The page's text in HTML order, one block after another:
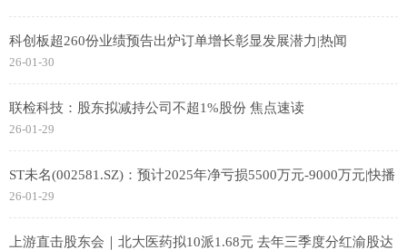
科创板超260份业绩预告出炉订单增长彰显发展潜力|热闻
26-01-30
联检科技：股东拟减持公司不超1%股份 焦点速读
26-01-29
ST未名(002581.SZ)：预计2025年净亏损5500万元-9000万元|快播
26-01-29
上游直击股东会｜北大医药拟10派1.68元 去年三季度分红渝股达